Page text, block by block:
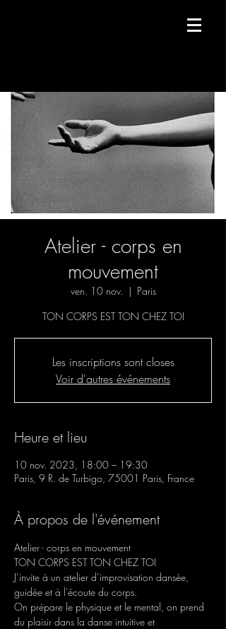
Atelier - corps en
mouvement
ven. 10 nov.
  |
Paris
TON CORPS EST TON CHEZ TOI
Les inscriptions sont closes
Voir d'autres événements
Heure et lieu
10 nov. 2023, 18:00 – 19:30
Paris, 9 R. de Turbigo, 75001 Paris, France
À propos de l'événement
Atelier - corps en mouvement
TON CORPS EST TON CHEZ TOI
J’invite à un atelier d’improvisation dansée,
guidée et à l'écoute du corps.
On prépare le physique et le mental, on prend
du plaisir dans la danse intuitive et